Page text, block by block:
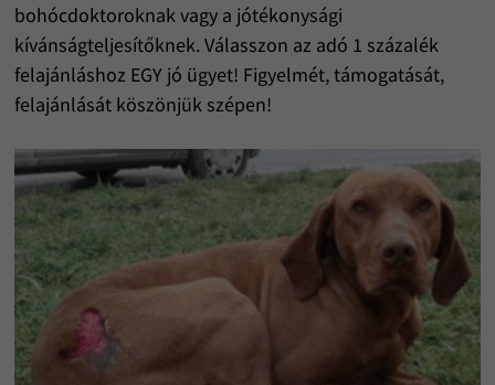
bohócdoktoroknak vagy a jótékonysági
kívánságteljesítőknek. Válasszon az adó 1 százalék
felajánláshoz EGY jó ügyet! Figyelmét, támogatását,
felajánlását köszönjük szépen!